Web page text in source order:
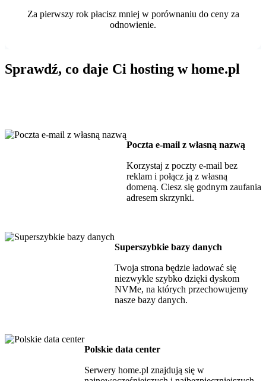
Za pierwszy rok płacisz mniej w porównaniu do ceny za
odnowienie.
Sprawdź, co daje Ci hosting w home.pl
Poczta e-mail z własną nazwą
Korzystaj z poczty e-mail bez
reklam i połącz ją z własną
domeną. Ciesz się godnym zaufania
adresem skrzynki.
Superszybkie bazy danych
Twoja strona będzie ładować się
niezwykle szybko dzięki dyskom
NVMe, na których przechowujemy
nasze bazy danych.
Polskie data center
Serwery home.pl znajdują się w